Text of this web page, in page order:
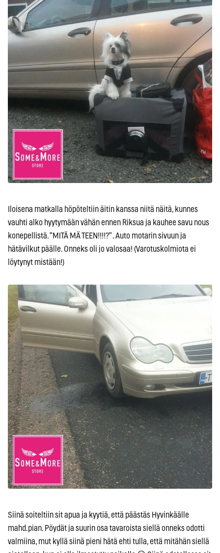
Iloisena matkalla höpöteltiin äitin kanssa niitä näitä, kunnes
vauhti alko hyytymään vähän ennen Riksua ja kauhee savu nous
konepellistä. "MITÄ MÄ TEEN!!!!?" . Auto motarin sivuun ja
hätävilkut päälle. Onneks oli jo valosaa! (Varotuskolmiota ei
löytynyt mistään!)
Siinä soiteltiin sit apua ja kyytiä, että päästäs Hyvinkäälle
mahd.pian. Pöydät ja suurin osa tavaroista siellä onneks odotti
valmiina, mut kyllä siinä pieni hätä ehti tulla, että mitähän siellä